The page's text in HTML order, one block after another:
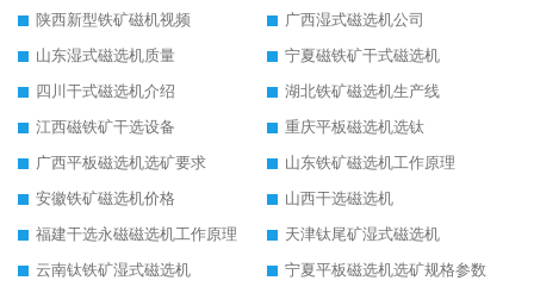
陕西新型铁矿磁机视频
广西湿式磁选机公司
山东湿式磁选机质量
宁夏磁铁矿干式磁选机
四川干式磁选机介绍
湖北铁矿磁选机生产线
江西磁铁矿干选设备
重庆平板磁选机选钛
广西平板磁选机选矿要求
山东铁矿磁选机工作原理
安徽铁矿磁选机价格
山西干选磁选机
福建干选永磁磁选机工作原理
天津钛尾矿湿式磁选机
云南钛铁矿湿式磁选机
宁夏平板磁选机选矿规格参数